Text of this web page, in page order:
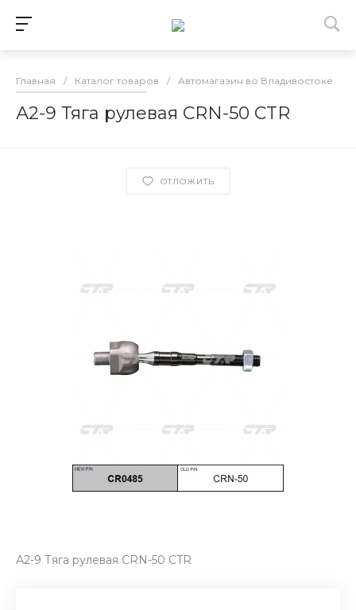
Главная / Каталог товаров / Автомагазин во Владивостоке
А2-9 Тяга рулевая CRN-50 CTR
ОТЛОЖИТЬ
А2-9 Тяга рулевая CRN-50 CTR